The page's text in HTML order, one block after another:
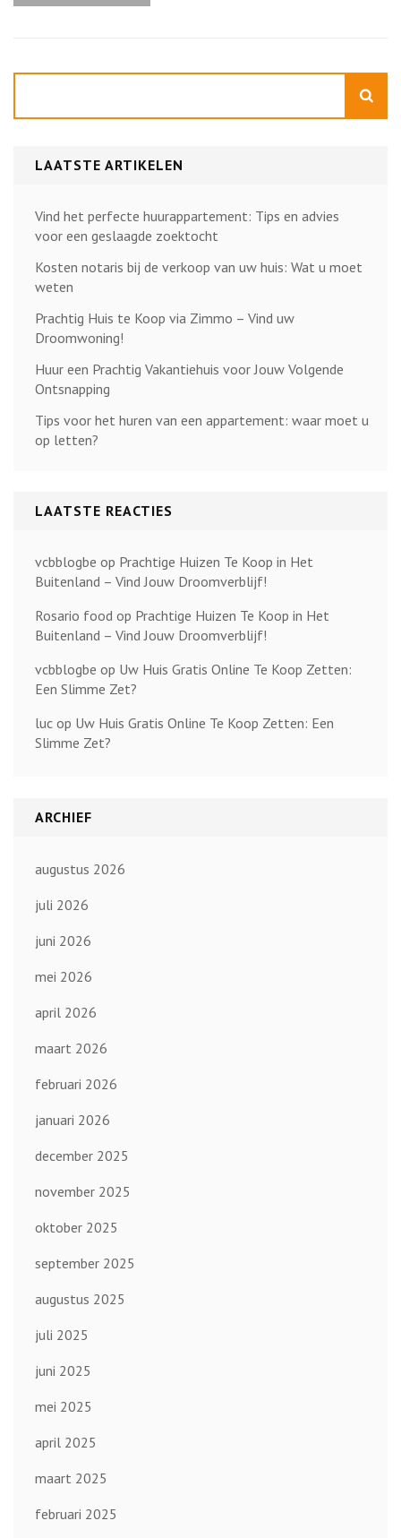
LAATSTE ARTIKELEN
Vind het perfecte huurappartement: Tips en advies
voor een geslaagde zoektocht
Kosten notaris bij de verkoop van uw huis: Wat u moet
weten
Prachtig Huis te Koop via Zimmo – Vind uw
Droomwoning!
Huur een Prachtig Vakantiehuis voor Jouw Volgende
Ontsnapping
Tips voor het huren van een appartement: waar moet u
op letten?
LAATSTE REACTIES
vcbblogbe op Prachtige Huizen Te Koop in Het
Buitenland – Vind Jouw Droomverblijf!
Rosario food op Prachtige Huizen Te Koop in Het
Buitenland – Vind Jouw Droomverblijf!
vcbblogbe op Uw Huis Gratis Online Te Koop Zetten:
Een Slimme Zet?
luc op Uw Huis Gratis Online Te Koop Zetten: Een
Slimme Zet?
ARCHIEF
augustus 2026
juli 2026
juni 2026
mei 2026
april 2026
maart 2026
februari 2026
januari 2026
december 2025
november 2025
oktober 2025
september 2025
augustus 2025
juli 2025
juni 2025
mei 2025
april 2025
maart 2025
februari 2025